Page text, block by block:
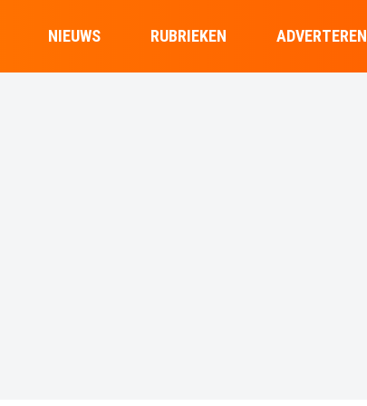
NIEUWS RUBRIEKEN ADVERTEREN